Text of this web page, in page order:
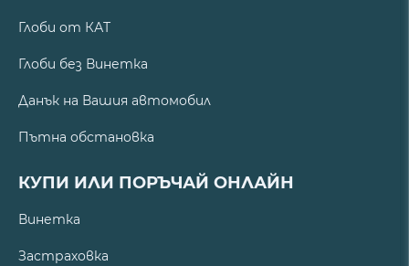
Глоби от КАТ
Глоби без Винетка
Данък на Вашия автомобил
Пътна обстановка
КУПИ ИЛИ ПОРЪЧАЙ ОНЛАЙН
Винетка
Застраховка